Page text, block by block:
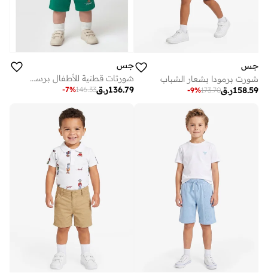
جس
شورت برمودا بشعار الشباب
ر.ق158.59
173.70
-9%
جس
شورتات قطنية للأطفال برسومات
ر.ق136.79
146.33
-7%